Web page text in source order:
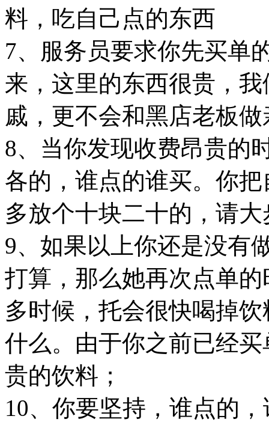
料，吃自己点的东西
7、服务员要求你先买单
来，这里的东西很贵，
戚，更不会和黑店老板
8、当你发现收费昂贵的
各的，谁点的谁买。你
多放个十块二十的，请
9、如果以上你还是没有
打算，那么她再次点单
多时候，托会很快喝掉
什么。由于你之前已经
贵的饮料；
10、你要坚持，谁点的